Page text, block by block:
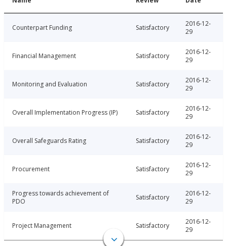
Counterpart Funding Satisfactory
2016-12-
29
Financial Management Satisfactory
2016-12-
29
Monitoring and Evaluation Satisfactory
2016-12-
29
Overall Implementation Progress (IP) Satisfactory
2016-12-
29
Overall Safeguards Rating Satisfactory
2016-12-
29
Procurement Satisfactory
2016-12-
29
Progress towards achievement of
PDO
Satisfactory
2016-12-
29
Project Management Satisfactory
2016-12-
29